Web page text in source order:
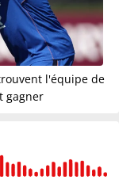
l'équipe de
gagner